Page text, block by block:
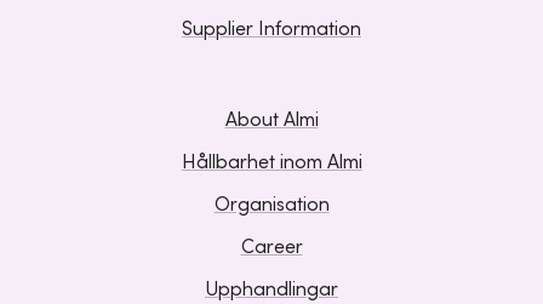
Supplier Information
About Almi
Hållbarhet inom Almi
Organisation
Career
Upphandlingar